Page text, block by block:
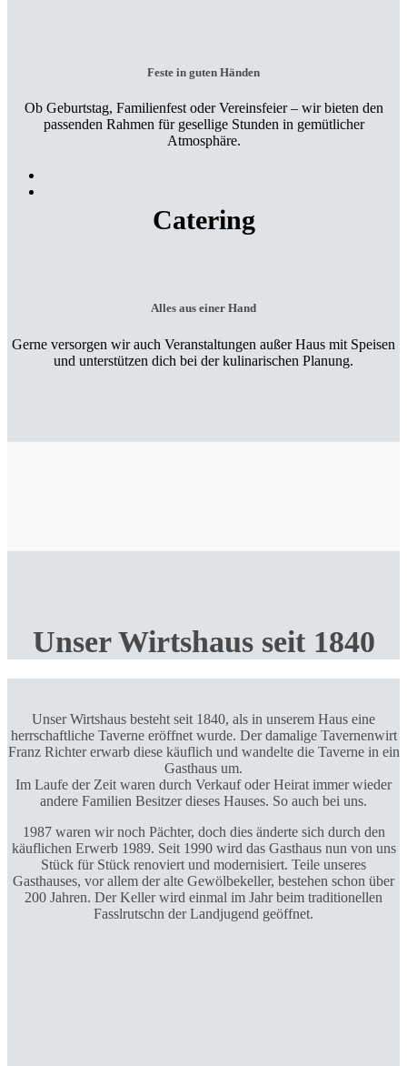
Feste in guten Händen
Ob Geburtstag, Familienfest oder Vereinsfeier – wir bieten den
passenden Rahmen für gesellige Stunden in gemütlicher
Atmosphäre.
Catering
Alles aus einer Hand
Gerne versorgen wir auch Veranstaltungen außer Haus mit Speisen
und unterstützen dich bei der kulinarischen Planung.
Unser Wirtshaus seit 1840
Unser Wirtshaus besteht seit 1840, als in unserem Haus eine
herrschaftliche Taverne eröffnet wurde. Der damalige Tavernenwirt
Franz Richter erwarb diese käuflich und wandelte die Taverne in ein
Gasthaus um.
Im Laufe der Zeit waren durch Verkauf oder Heirat immer wieder
andere Familien Besitzer dieses Hauses. So auch bei uns.
1987 waren wir noch Pächter, doch dies änderte sich durch den
käuflichen Erwerb 1989. Seit 1990 wird das Gasthaus nun von uns
Stück für Stück renoviert und modernisiert. Teile unseres
Gasthauses, vor allem der alte Gewölbekeller, bestehen schon über
200 Jahren. Der Keller wird einmal im Jahr beim traditionellen
Fasslrutschn der Landjugend geöffnet.